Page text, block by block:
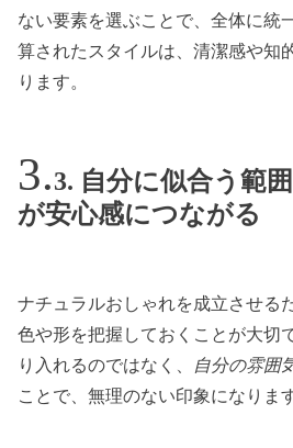
ない要素を選ぶことで、全体に統
算されたスタイルは、清潔感や知
ります。
3. 自分に似合う範
が安心感につながる
ナチュラルおしゃれを成立させる
色や形を把握しておくことが大切
り入れるのではなく、
自分の雰囲
ことで、無理のない印象になります